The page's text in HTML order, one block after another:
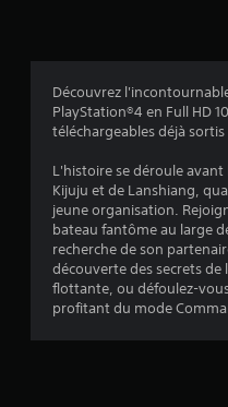
Découvrez
PlayStation®4 en Full HD
téléchargeables déjà
L'histoire se déroule
Kijuju et de Lanshiang,
jeune organisation.
bateau fantôme au large
recherche de son
découverte des secrets
flottante, ou défoulez-
profitant du mode